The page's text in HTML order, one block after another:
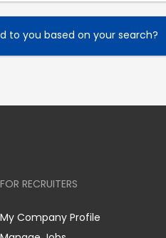
to you based on your search?
FOR RECRUITERS
My Company Profile